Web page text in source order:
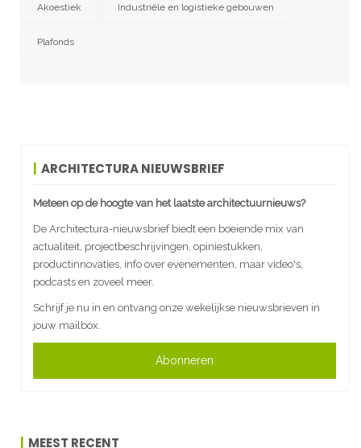
Akoestiek Industriële en logistieke gebouwen
Plafonds
ARCHITECTURA NIEUWSBRIEF
Meteen op de hoogte van het laatste architectuurnieuws?
De Architectura-nieuwsbrief biedt een boeiende mix van
actualiteit, projectbeschrijvingen, opiniestukken,
productinnovaties, info over evenementen, maar video's,
podcasts en zoveel meer.
Schrijf je nu in en ontvang onze wekelijkse nieuwsbrieven in
jouw mailbox.
Abonneren
MEEST RECENT